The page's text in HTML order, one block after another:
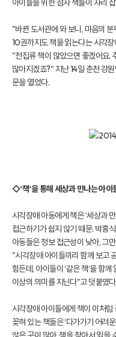
아이들을 위한 점자 책들이 자리
"바뀐 도서관에 와 보니, 마음의
10권까지도 책을 읽는다는 시각
"전집류 책이 많았으면 좋겠어요.
많아지겠죠?" 지난 14일 춘천 강
문을 열었다.
◇‘책‘을 통해 세상과 만나는 아이
시각장애 아동에게 책은 ‘세상과
접근하기가 쉽지 않기 때문. 박홍
아동들은 정보 접근성이 낮아, 그
"시각장애 아이들끼리 함께 보고
힘든데, 아이들이 ‘같은 책‘을 함
이상의 의미를 지닌다"고 덧붙였
시각장애 아이들에게 책이 이처
꽂혀 있는 책들은 ‘다가가기 어려